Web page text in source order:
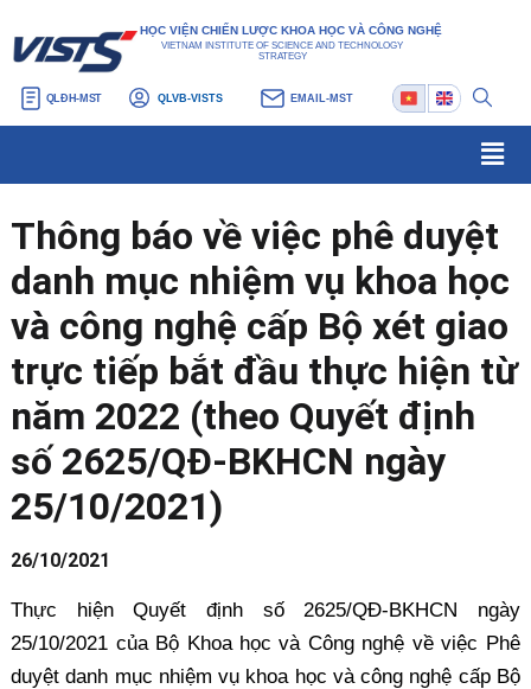
tới
nội
dung
HỌC VIỆN CHIẾN LƯỢC KHOA HỌC VÀ CÔNG NGHỆ
VIETNAM INSTITUTE OF SCIENCE AND TECHNOLOGY
STRATEGY
QLĐH-MST QLVB-VISTS EMAIL-MST
Thông báo về việc phê duyệt
danh mục nhiệm vụ khoa học
và công nghệ cấp Bộ xét giao
trực tiếp bắt đầu thực hiện từ
năm 2022 (theo Quyết định
số 2625/QĐ-BKHCN ngày
25/10/2021)
26/10/2021
Thực hiện Quyết định số 2625/QĐ-BKHCN ngày
25/10/2021 của Bộ Khoa học và Công nghệ về việc Phê
duyệt danh mục nhiệm vụ khoa học và công nghệ cấp Bộ
hướng
bài
viết